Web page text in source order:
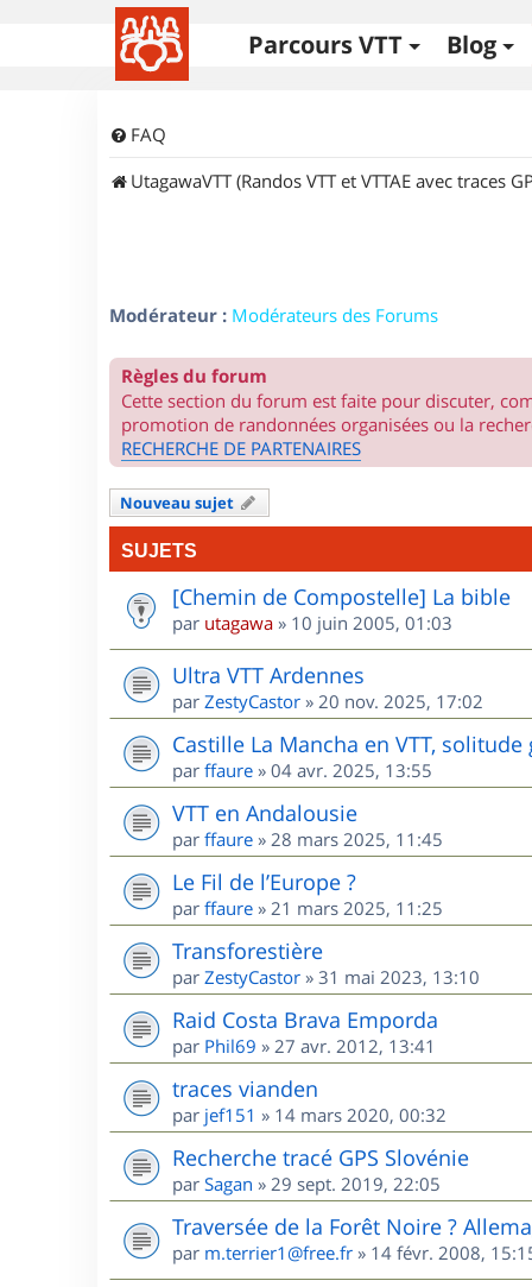
Parcours VTT Blog
FAQ
UtagawaVTT (Randos VTT et VTTAE avec traces
Modérateur : Modérateurs des Forums
Règles du forum
Cette section du forum est faite pour discuter,
promotion de randonnées organisées ou la
RECHERCHE DE PARTENAIRES
Nouveau sujet
SUJETS
[Chemin de Compostelle] La bible
par utagawa » 10 juin 2005, 01:03
Ultra VTT Ardennes
par ZestyCastor » 20 nov. 2025, 17:02
Castille La Mancha en VTT, solitude
par ffaure » 04 avr. 2025, 13:55
VTT en Andalousie
par ffaure » 28 mars 2025, 11:45
Le Fil de l’Europe ?
par ffaure » 21 mars 2025, 11:25
Transforestière
par ZestyCastor » 31 mai 2023, 13:10
Raid Costa Brava Emporda
par Phil69 » 27 avr. 2012, 13:41
traces vianden
par jef151 » 14 mars 2020, 00:32
Recherche tracé GPS Slovénie
par Sagan » 29 sept. 2019, 22:05
Traversée de la Forêt Noire ?
par m.terrier1@free.fr » 14 févr. 2008,